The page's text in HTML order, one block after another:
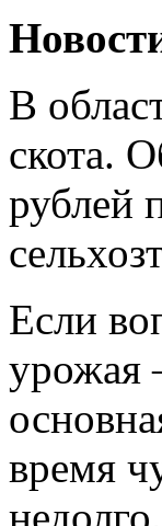
В
скота.
рублей
Если
урожая
время